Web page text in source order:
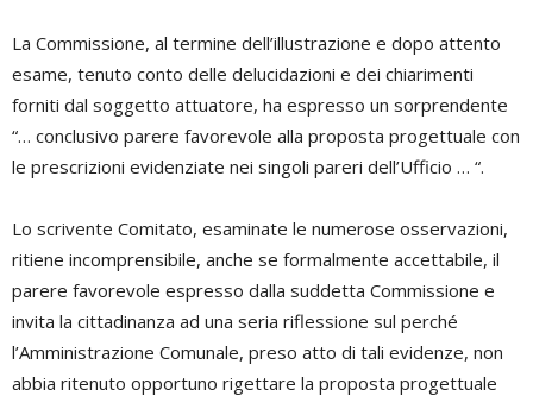
La Commissione, al termine dell’illustrazione e dopo attento
esame, tenuto conto delle delucidazioni e dei chiarimenti
forniti dal soggetto attuatore, ha espresso un sorprendente
“… conclusivo parere favorevole alla proposta progettuale con
le prescrizioni evidenziate nei singoli pareri dell’Ufficio … “.
Lo scrivente Comitato, esaminate le numerose osservazioni,
ritiene incomprensibile, anche se formalmente accettabile, il
parere favorevole espresso dalla suddetta Commissione e
invita la cittadinanza ad una seria riflessione sul perché
l’Amministrazione Comunale, preso atto di tali evidenze, non
abbia ritenuto opportuno rigettare la proposta progettuale